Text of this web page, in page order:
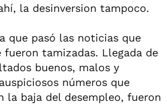
la desinversion tampoco.
que pasó las noticias que
tamizadas. Llegada de
buenos, malos y
números que
la baja del desempleo, fueron